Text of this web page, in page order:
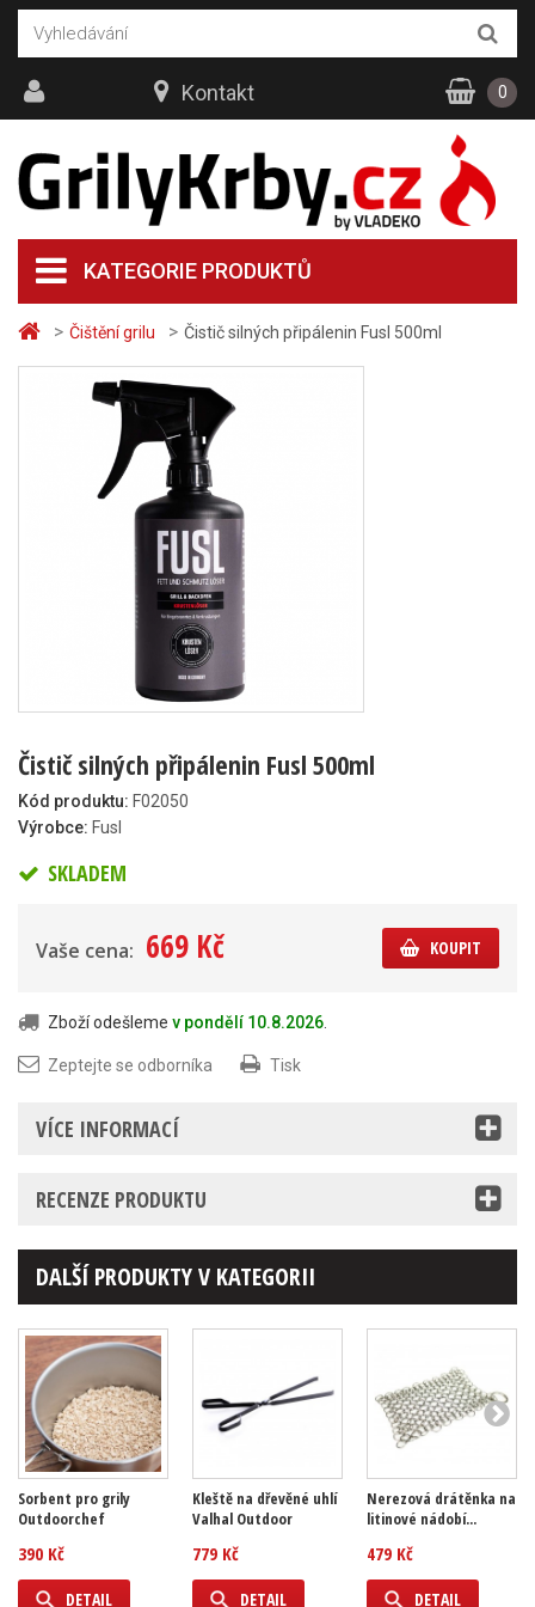
> Čištění grilu > Čistič silných připálenin Fusl 500ml
Čistič silných připálenin Fusl 500ml
Kód produktu: F02050
Výrobce: Fusl
SKLADEM
Vaše cena: 669 Kč KOUPIT
Zboží odešleme v pondělí 10.8.2026
Zeptejte se odborníka Tisk
VÍCE INFORMACÍ
RECENZE PRODUKTU
DALŠÍ PRODUKTY V KATEGORII
Sorbent pro grily
Outdoorchef
390 Kč
DETAIL
Kleště na dřevěné uhlí
Valhal Outdoor
779 Kč
DETAIL
Nerezová drátěnka na
litinové nádobí...
479 Kč
DETAIL
KATEGORIE PRODUKTŮ
Kontakt 0